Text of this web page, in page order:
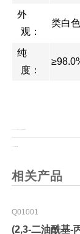
外
观：
类白
纯
度：
相关产品
Q01001
(2,3-二油酰基-